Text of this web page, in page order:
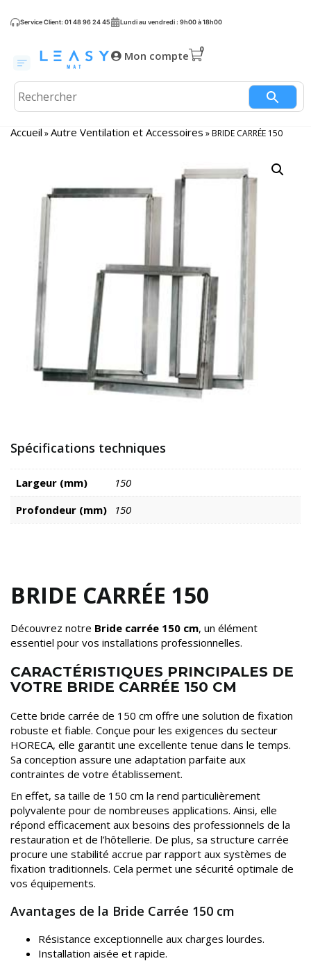
Service Client: 01 48 96 24 45 Lundi au vendredi : 9h00 à 18h00
Mon compte
Accueil »Autre Ventilation et Accessoires »BRIDE CARRÉE 150
Spécifications techniques
Largeur (mm)
150
Profondeur (mm)
150
BRIDE CARRÉE 150
Découvrez notre Bride carrée 150 cm, un élément
essentiel pour vos installations professionnelles.
CARACTÉRISTIQUES PRINCIPALES DE
VOTRE BRIDE CARRÉE 150 CM
Cette bride carrée de 150 cm offre une solution de fixation
robuste et fiable. Conçue pour les exigences du secteur
HORECA, elle garantit une excellente tenue dans le temps.
Sa conception assure une adaptation parfaite aux
contraintes de votre établissement.
En effet, sa taille de 150 cm la rend particulièrement
polyvalente pour de nombreuses applications. Ainsi, elle
répond efficacement aux besoins des professionnels de la
restauration et de l’hôtellerie. De plus, sa structure carrée
procure une stabilité accrue par rapport aux systèmes de
fixation traditionnels. Cela permet une sécurité optimale de
vos équipements.
Avantages de la Bride Carrée 150 cm
Résistance exceptionnelle aux charges lourdes.
Installation aisée et rapide.